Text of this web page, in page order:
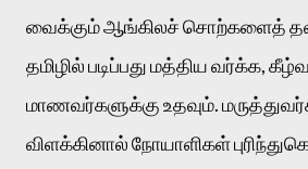
வைக்கும் ஆங்கிலச் சொற்களைத்
தமிழில் படிப்பது மத்திய வர்க்க,
மாணவர்களுக்கு உதவும்.
விளக்கினால் நோயாளிகள்